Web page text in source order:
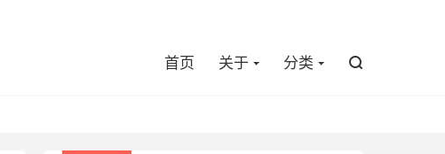
首页 关于 分类 